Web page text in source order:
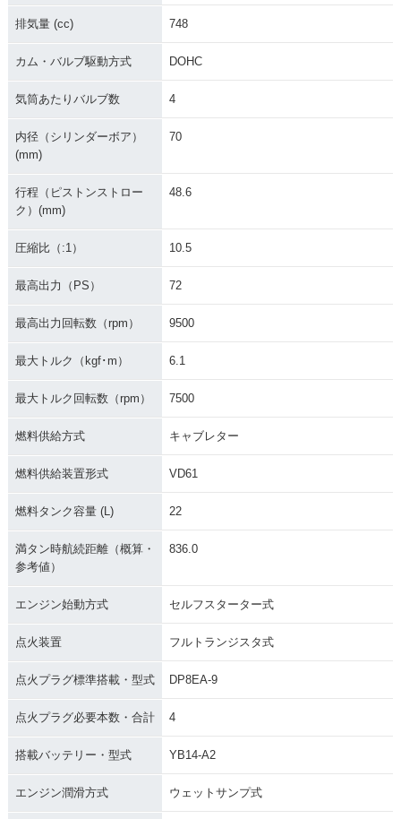
排気量 (cc) 748
カム・バルブ駆動方式 DOHC
気筒あたりバルブ数 4
内径（シリンダーボア）
(mm)
70
行程（ピストンストロー
ク）(mm)
48.6
圧縮比（:1） 10.5
最高出力（PS） 72
最高出力回転数（rpm） 9500
最大トルク（kgf･m） 6.1
最大トルク回転数（rpm） 7500
燃料供給方式 キャブレター
燃料供給装置形式 VD61
燃料タンク容量 (L) 22
満タン時航続距離（概算・
参考値）
836.0
エンジン始動方式 セルフスターター式
点火装置 フルトランジスタ式
点火プラグ標準搭載・型式 DP8EA-9
点火プラグ必要本数・合計 4
搭載バッテリー・型式 YB14-A2
エンジン潤滑方式 ウェットサンプ式